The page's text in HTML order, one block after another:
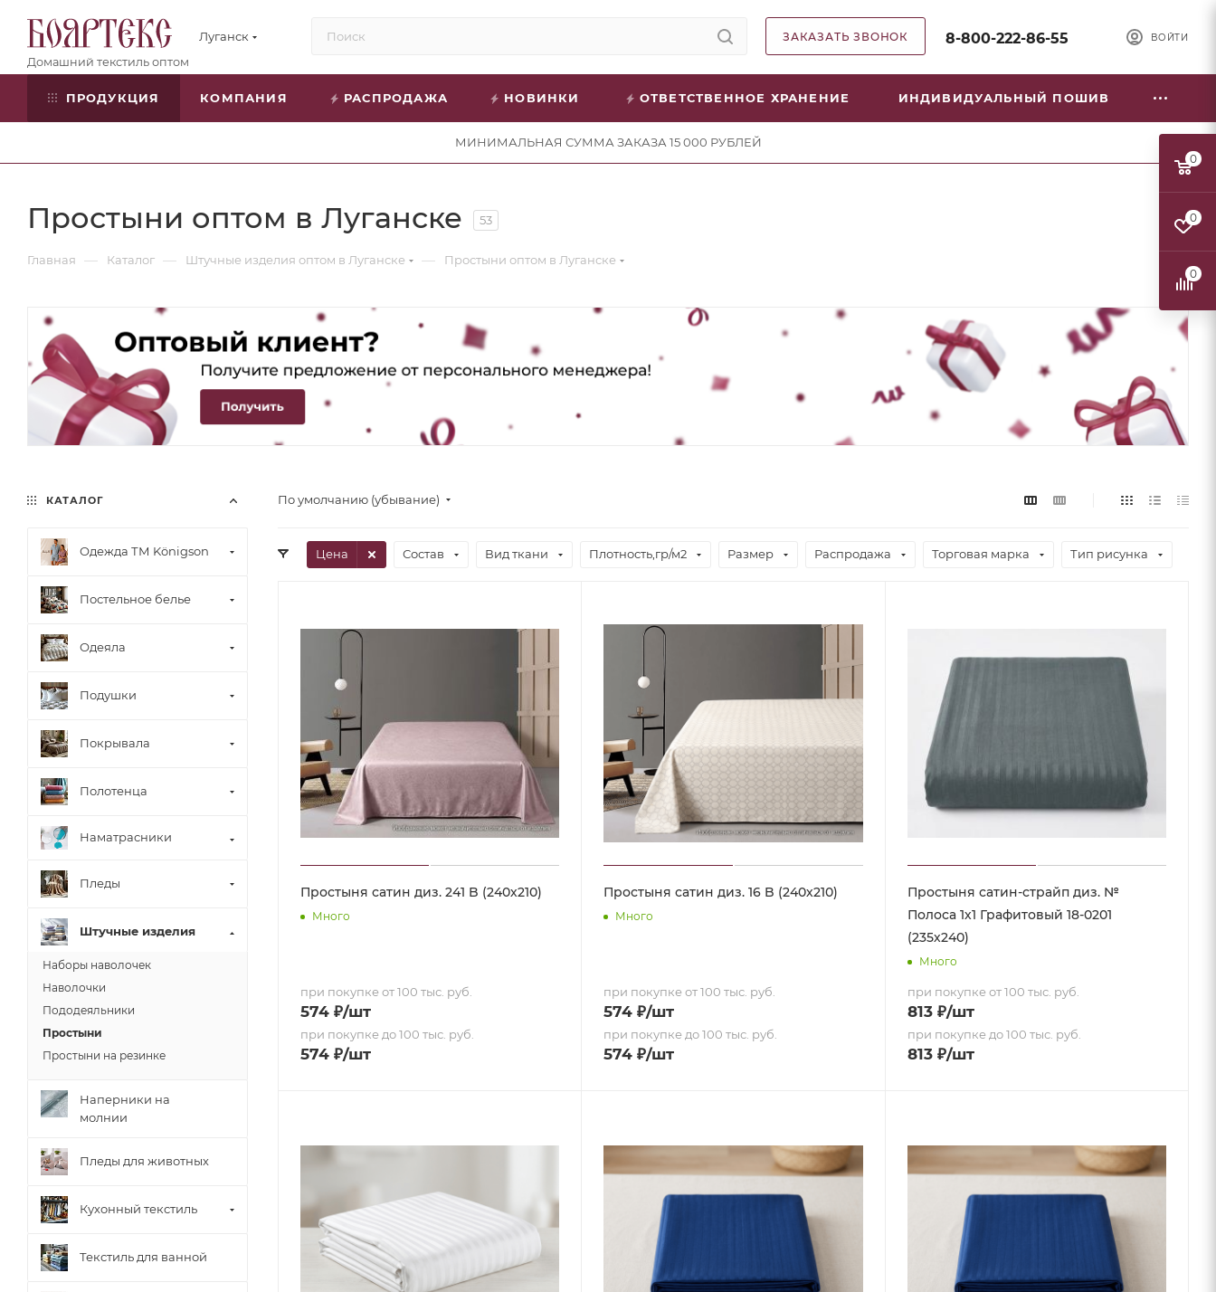
Луганск ЗАКАЗАТЬ ЗВОНОК ВОЙТИ
8-800-222-86-55
ПРОДУКЦИЯ КОМПАНИЯ РАСПРОДАЖА НОВИНКИ ОТВЕТСТВЕННОЕ ХРАНЕНИЕ ИНДИВИДУАЛЬНЫЙ ПОШИВ
МИНИМАЛЬНАЯ СУММА ЗАКАЗА 15 000 РУБЛЕЙ
Простыни оптом в Луганске 53
Главная — Каталог — Штучные изделия оптом в Луганске — Простыни оптом в Луганске
По умолчанию (убывание)
Цена Состав Вид ткани Плотность,гр/м2 Размер Распродажа Торговая марка Тип рисунка
Простыня сатин диз. 241 B (240х210)
Много
при покупке от 100 тыс. руб.
574 ₽/шт
при покупке до 100 тыс. руб.
574 ₽/шт
Простыня сатин диз. 16 B (240х210)
Много
при покупке от 100 тыс. руб.
574 ₽/шт
при покупке до 100 тыс. руб.
574 ₽/шт
Простыня сатин-страйп диз. №
Полоса 1х1 Графитовый 18-0201
(235х240)
Много
при покупке от 100 тыс. руб.
813₽/шт
при покупке до 100 тыс. руб.
813₽/шт
КАТАЛОГ
Одежда ТМ Königson
Постельное белье
Одеяла
Подушки
Покрывала
Полотенца
Наматрасники
Пледы
Штучные изделия
Наборы наволочек
Наволочки
Пододеяльники
Простыни
Простыни на резинке
Наперники на
молнии
Пледы для животных
Кухонный текстиль
Текстиль для ванной
0
0
0